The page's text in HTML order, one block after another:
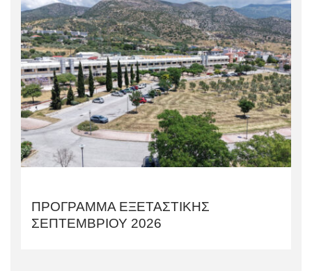
ΠΡΟΓΡΑΜΜΑ ΕΞΕΤΑΣΤΙΚΗΣ
ΣΕΠΤΕΜΒΡΙΟΥ 2026